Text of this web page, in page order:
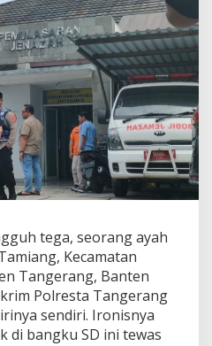
tega, seorang ayah
Kecamatan
Tangerang, Banten
Polresta Tangerang
sendiri. Ironisnya
di bangku SD ini tewas